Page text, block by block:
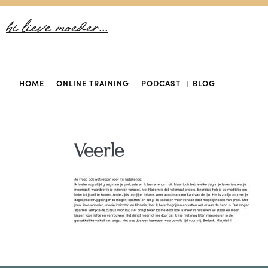
hi lieve moeder...
HOME ONLINE TRAINING PODCAST BLOG
Veerle